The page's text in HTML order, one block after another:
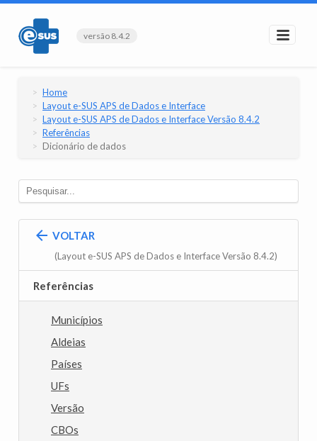
versão 8.4.2
Home
Layout e-SUS APS de Dados e Interface
Layout e-SUS APS de Dados e Interface Versão 8.4.2
Referências
Dicionário de dados
VOLTAR
(Layout e-SUS APS de Dados e Interface Versão 8.4.2)
Referências
Municípios
Aldeias
Países
UFs
Versão
CBOs